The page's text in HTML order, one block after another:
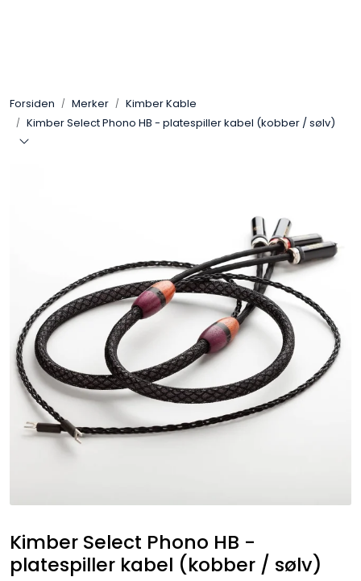
Forsiden Merker
Kimber Kable
Kimber Select Phono HB - platespiller kabel (kobber / sølv)
Kimber Select Phono HB -
platespiller kabel (kobber / sølv)
SONOS
Høyttalere
Kabler
Nettverk
Tilbehør